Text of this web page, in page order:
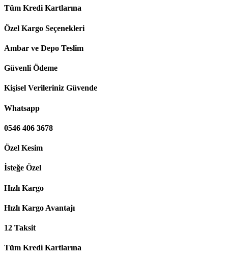
Tüm Kredi Kartlarına
Özel Kargo Seçenekleri
Ambar ve Depo Teslim
Güvenli Ödeme
Kişisel Verileriniz Güvende
Whatsapp
0546 406 3678
Özel Kesim
İsteğe Özel
Hızlı Kargo
Hızlı Kargo Avantajı
12 Taksit
Tüm Kredi Kartlarına